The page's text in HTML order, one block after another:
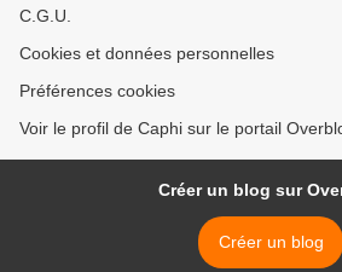
C.G.U.
Cookies et données personnelles
Préférences cookies
Voir le profil de Caphi sur le portail
Créer un blog sur
Créer un blog